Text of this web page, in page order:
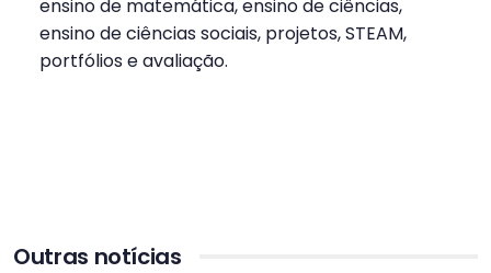
ensino de matemática, ensino de ciências,
ensino de ciências sociais, projetos, STEAM,
portfólios e avaliação.
Outras notícias